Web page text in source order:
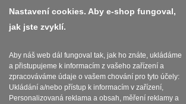
Platba a dodávka
Obchodní podmínky
Zasady zpracovani osobnich udaju
Reklamační řád
O nožích
Nastavení cookies. Aby e-shop fungoval,
jak jste zvyklí.
Aby náš web dál fungoval tak, jak ho znáte, ukládáme
a přistupujeme k informacím z vašeho zařízení a
zpracováváme údaje o vašem chování pro tyto účely:
Ukládání a/nebo přístup k informacím v zařízení,
Personalizovaná reklama a obsah, měření reklamy a